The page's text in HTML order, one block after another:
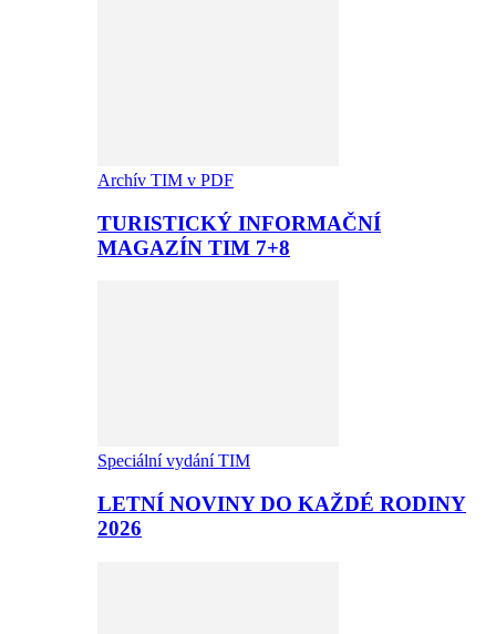
Archív TIM v PDF
TURISTICKÝ INFORMAČNÍ
MAGAZÍN TIM 7+8
Speciální vydání TIM
LETNÍ NOVINY DO KAŽDÉ RODINY
2026